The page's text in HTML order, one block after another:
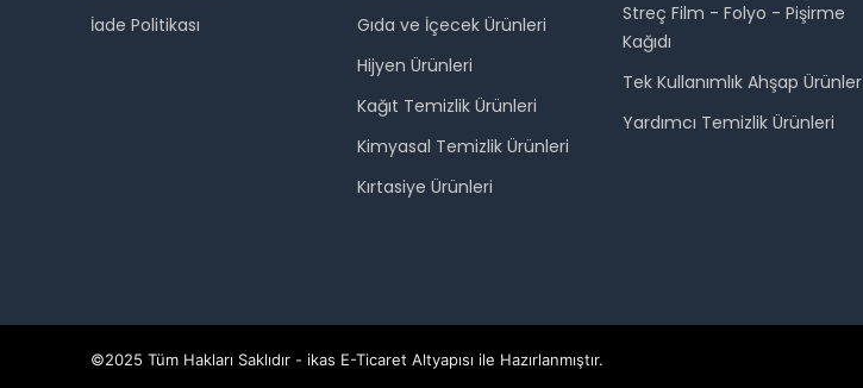
İade Politikası
Gıda ve İçecek Ürünleri
Hijyen Ürünleri
Kağıt Temizlik Ürünleri
Kimyasal Temizlik Ürünleri
Kırtasiye Ürünleri
Streç Film - Folyo - Pişirme
Kağıdı
Tek Kullanımlık Ahşap Ürünler
Yardımcı Temizlik Ürünleri
©2025 Tüm Hakları Saklıdır - ikas E-Ticaret Altyapısı ile Hazırlanmıştır.